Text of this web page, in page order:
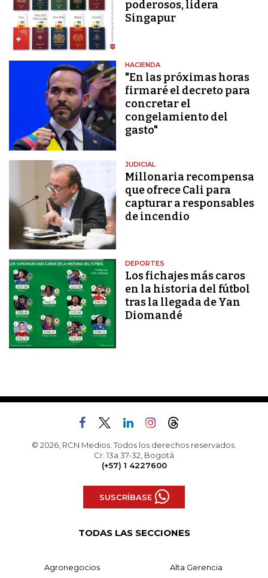
poderosos, lidera
Singapur
HACIENDA
"En las próximas horas
firmaré el decreto para
concretar el
congelamiento del
gasto"
JUDICIAL
Millonaria recompensa
que ofrece Cali para
capturar a responsables
de incendio
DEPORTES
Los fichajes más caros
en la historia del fútbol
tras la llegada de Yan
Diomandé
© 2026, RCN Medios. Todos los derechos reservados.
Cr. 13a 37-32, Bogotá
(+57) 1 4227600
SUSCRÍBASE
TODAS LAS SECCIONES
Agronegocios Alta Gerencia